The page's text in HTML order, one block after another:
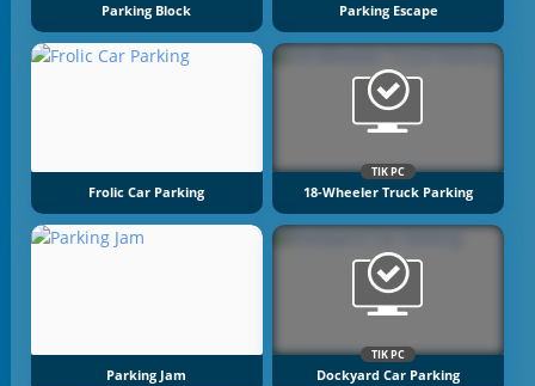
Parking Block Parking Escape
Frolic Car Parking
TIK PC
18-Wheeler Truck Parking
Parking Jam
TIK PC
Dockyard Car Parking